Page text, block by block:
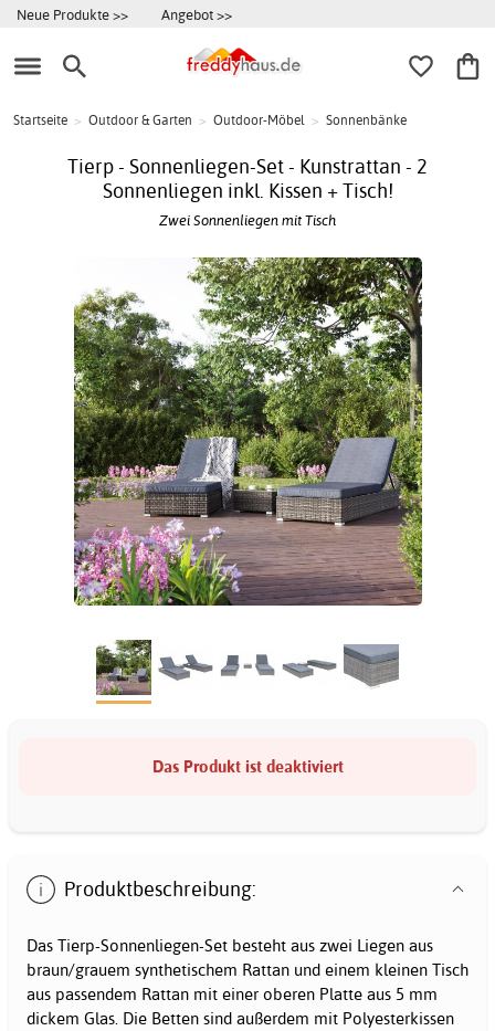
Neue Produkte >> Angebot >>
Startseite > Outdoor & Garten > Outdoor-Möbel > Sonnenbänke
Tierp - Sonnenliegen-Set - Kunstrattan - 2
Sonnenliegen inkl. Kissen + Tisch!
Zwei Sonnenliegen mit Tisch
Das Produkt ist deaktiviert
Produktbeschreibung:
Das Tierp-Sonnenliegen-Set besteht aus zwei Liegen aus
braun/grauem synthetischem Rattan und einem kleinen Tisch
aus passendem Rattan mit einer oberen Platte aus 5 mm
dickem Glas. Die Betten sind außerdem mit Polyesterkissen